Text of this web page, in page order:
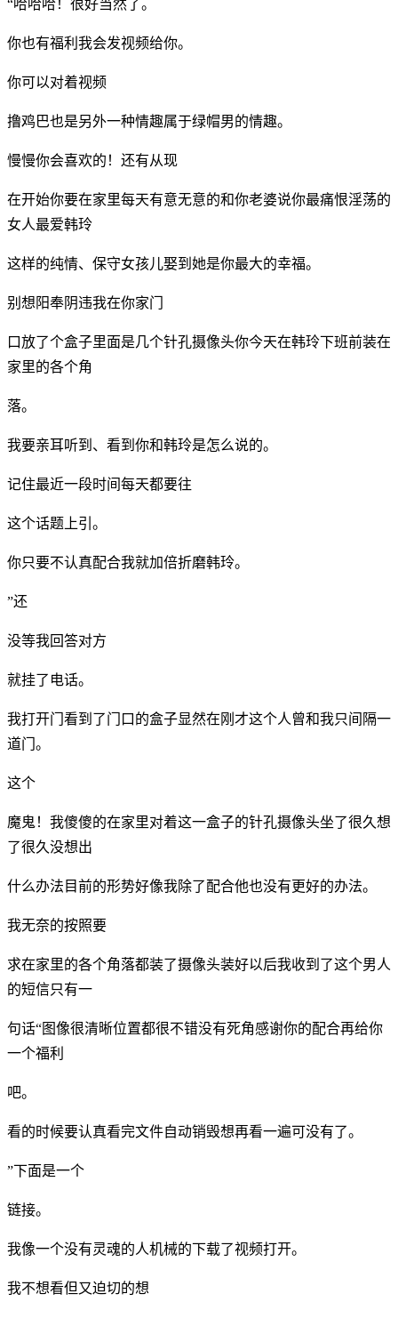
“哈哈哈！很好当然了。
你也有福利我会发视频给你。
你可以对着视频
撸鸡巴也是另外一种情趣属于绿帽男的情趣。
慢慢你会喜欢的！还有从现
在开始你要在家里每天有意无意的和你老婆说你最痛恨淫荡的
女人最爱韩玲
这样的纯情、保守女孩儿娶到她是你最大的幸福。
别想阳奉阴违我在你家门
口放了个盒子里面是几个针孔摄像头你今天在韩玲下班前装在
家里的各个角
落。
我要亲耳听到、看到你和韩玲是怎么说的。
记住最近一段时间每天都要往
这个话题上引。
你只要不认真配合我就加倍折磨韩玲。
”还
没等我回答对方
就挂了电话。
我打开门看到了门口的盒子显然在刚才这个人曾和我只间隔一
道门。
这个
魔鬼！我傻傻的在家里对着这一盒子的针孔摄像头坐了很久想
了很久没想出
什么办法目前的形势好像我除了配合他也没有更好的办法。
我无奈的按照要
求在家里的各个角落都装了摄像头装好以后我收到了这个男人
的短信只有一
句话“图像很清晰位置都很不错没有死角感谢你的配合再给你
一个福利
吧。
看的时候要认真看完文件自动销毁想再看一遍可没有了。
”下面是一个
链接。
我像一个没有灵魂的人机械的下载了视频打开。
我不想看但又迫切的想